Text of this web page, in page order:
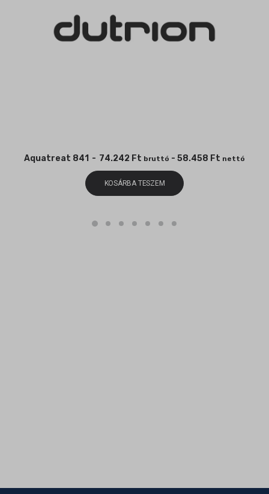
Aquatreat 841 74.242 Ft bruttó - 58.458 Ft nettó
KOSÁRBA TESZEM